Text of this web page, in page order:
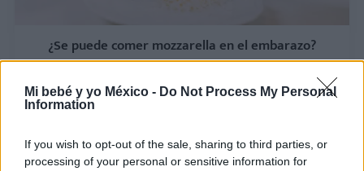
Mi bebé y yo México - Do Not Process My Personal
Information
If you wish to opt-out of the sale, sharing to third parties, or
processing of your personal or sensitive information for
¿Se puede comer mozzarella en el embarazo?